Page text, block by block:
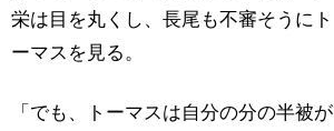
栄は目を丸くし、長尾も不審そうにト
ーマスを見る。
「でも、トーマスは自分の分の半被が